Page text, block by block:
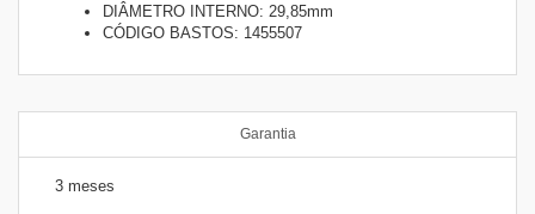
DIÂMETRO INTERNO: 29,85mm
CÓDIGO BASTOS: 1455507
Garantia
3 meses